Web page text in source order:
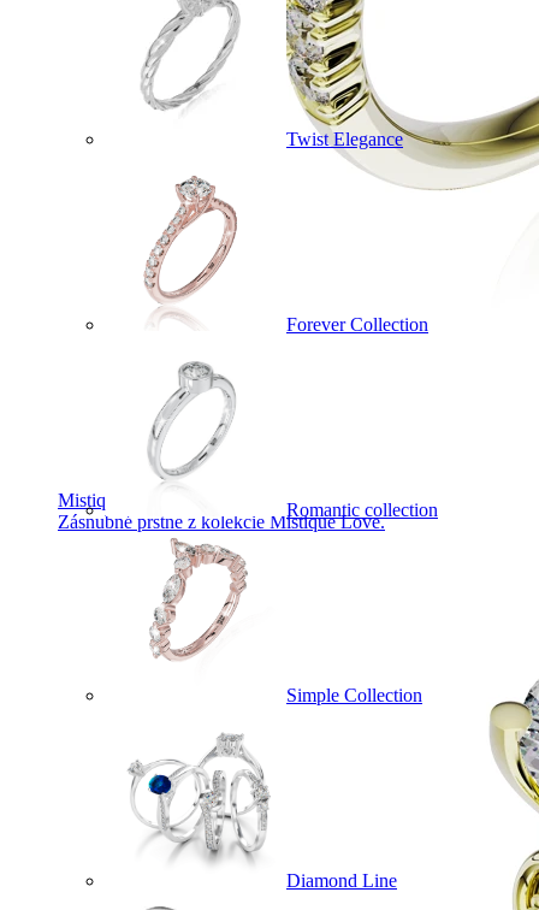
Mistique Love
Zásnubné prstne z kolekcie Mistique Love.
Twist Elegance
Forever Collection
Romantic collection
Simple Collection
Diamond Line